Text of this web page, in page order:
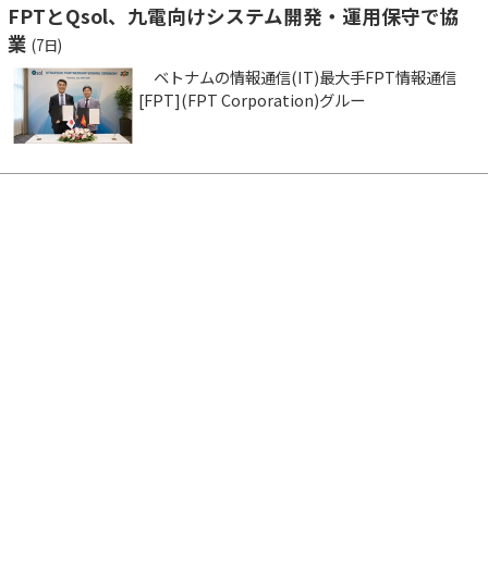
FPTとQsol、九電向けシステム開発・運用保守で協
業 (7日)
ベトナムの情報通信(IT)最大手FPT情報通信
[FPT](FPT Corporation)グルー